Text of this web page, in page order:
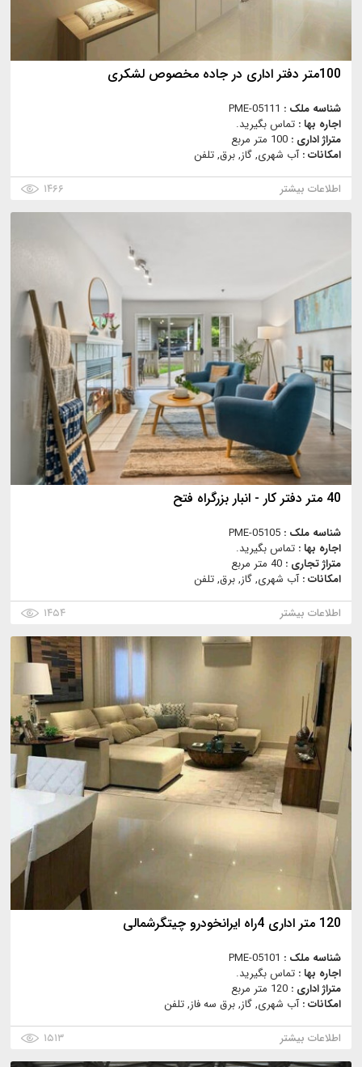
100متر دفتر اداری در جاده مخصوص لشکری
شناسه ملک : PME-05111
اجاره بها : تماس بگیرید.
متراژ اداری : 100 متر مربع
امکانات :آب شهری, گاز, برق, تلفن
اطلاعات بیشتر
۱۴۶۶
40 متر دفتر کار - انبار بزرگراه فتح
شناسه ملک : PME-05105
اجاره بها : تماس بگیرید.
متراژ تجاری : 40 متر مربع
امکانات :آب شهری, گاز, برق, تلفن
اطلاعات بیشتر
۱۴۵۴
120 متر اداری 4راه ایرانخودرو چیتگرشمالی
شناسه ملک : PME-05101
اجاره بها : تماس بگیرید.
متراژ اداری : 120 متر مربع
امکانات :آب شهری, گاز, برق سه فاز, تلفن
اطلاعات بیشتر
۱۵۱۳